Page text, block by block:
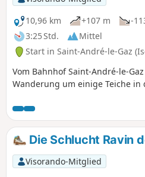
10,96 km
+107 m
-
3:25 Std.
Mittel
Start in Saint-André-le-Gaz
Vom Bahnhof Saint-André-le-
Wanderung um einige Teiche
Die Schlucht Ravin
Visorando-Mitglied